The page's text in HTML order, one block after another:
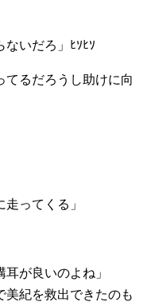
いだろ」ﾋｿﾋｿ
てるだろうし助けに向
ってくる」
が良いのよね」
美紀を救出できたのも